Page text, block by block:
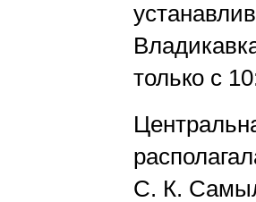
только с
С. К.